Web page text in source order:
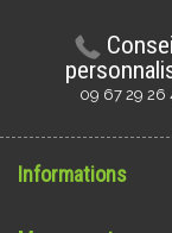
09 67 29 26
Informations